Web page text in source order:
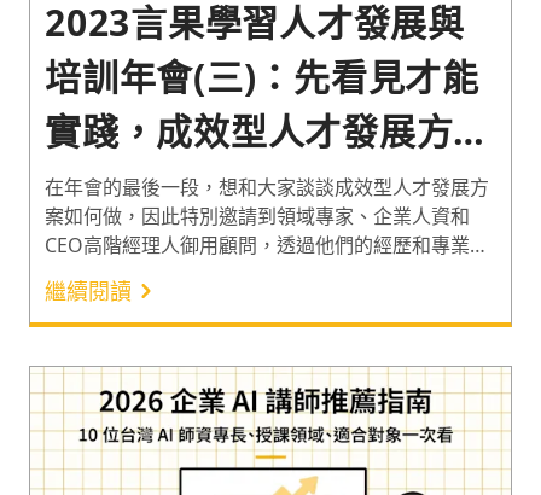
2023言果學習人才發展與
培訓年會(三)：先看見才能
實踐，成效型人才發展方
案，打造有效的學習體驗
在年會的最後一段，想和大家談談成效型人才發展方
案如何做，因此特別邀請到領域專家、企業人資和
CEO高階經理人御用顧問，透過他們的經歷和專業見
解，去了解如何打造一個有效的培訓與學習模式。
繼續閱讀